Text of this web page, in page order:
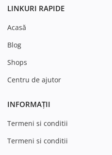
LINKURI RAPIDE
Acasă
Blog
Shops
Centru de ajutor
INFORMAȚII
Termeni si conditii
Termeni si conditii